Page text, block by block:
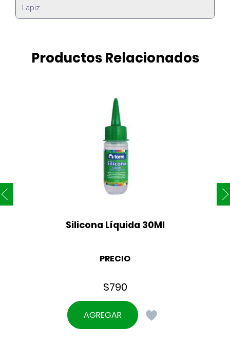
Lapiz
Productos Relacionados
Silicona Líquida 30Ml
PRECIO
$790
AGREGAR